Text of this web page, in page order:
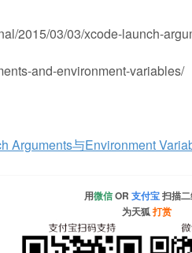
2015/03/03/xcode-launch-
and-environment-variables/
Arguments与Environment
用微信OR 支付宝扫描二
为天狐打赏